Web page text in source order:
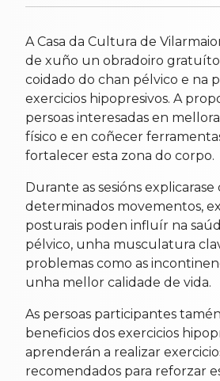
A Casa da Cultura de
de xuño un obradoiro
coidado do chan pélvico e na
exercicios hipopresivos. A
persoas interesadas en
físico e en coñecer
fortalecer esta zona do corpo.
Durante as sesións explicarase
determinados movementos,
posturais poden influír na
pélvico, unha musculatura
problemas como as
unha mellor calidade de vida.
As persoas participantes
beneficios dos exercicios
aprenderán a realizar
recomendados para reforzar